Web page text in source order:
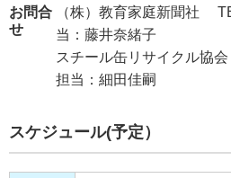
お問合
せ
（株）教育家庭新聞社
当：藤井奈緒子
スチール缶リサイクル
担当：細田佳嗣
スケジュール(予定）